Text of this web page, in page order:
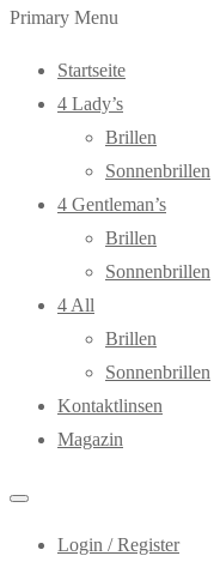
Primary Menu
Startseite
4 Lady’s
Brillen
Sonnenbrillen
4 Gentleman’s
Brillen
Sonnenbrillen
4 All
Brillen
Sonnenbrillen
Kontaktlinsen
Magazin
Login / Register